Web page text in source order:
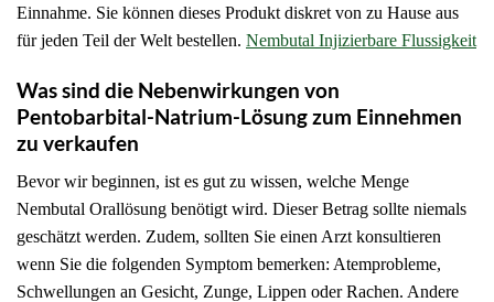
Einnahme. Sie können dieses Produkt diskret von zu Hause aus
für jeden Teil der Welt bestellen. Nembutal Injizierbare Flussigkeit
Was sind die Nebenwirkungen von
Pentobarbital-Natrium-Lösung zum Einnehmen
zu verkaufen
Bevor wir beginnen, ist es gut zu wissen, welche Menge
Nembutal Orallösung benötigt wird. Dieser Betrag sollte niemals
geschätzt werden. Zudem, sollten Sie einen Arzt konsultieren
wenn Sie die folgenden Symptom bemerken: Atemprobleme,
Schwellungen an Gesicht, Zunge, Lippen oder Rachen. Andere